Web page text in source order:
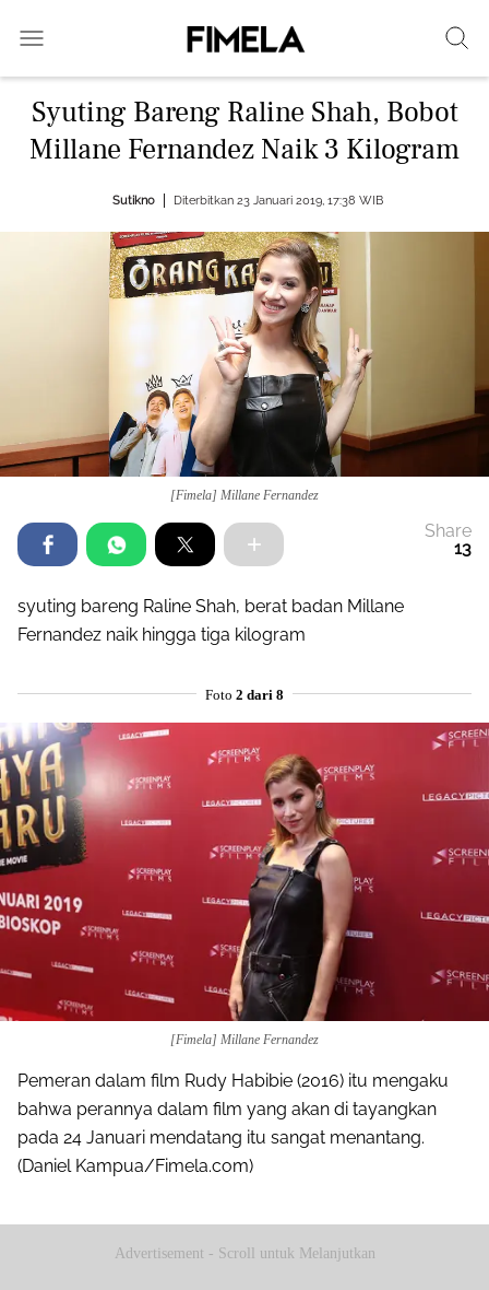
Syuting Bareng Raline Shah, Bobot
Millane Fernandez Naik 3 Kilogram
Sutikno Diterbitkan 23 Januari 2019, 17:38 WIB
[Fimela] Millane Fernandez
Share
13
syuting bareng Raline Shah, berat badan Millane
Fernandez naik hingga tiga kilogram
Foto 2 dari 8
[Fimela] Millane Fernandez
Pemeran dalam film Rudy Habibie (2016) itu mengaku
bahwa perannya dalam film yang akan di tayangkan
pada 24 Januari mendatang itu sangat menantang.
(Daniel Kampua/Fimela.com)
Advertisement - Scroll untuk Melanjutkan